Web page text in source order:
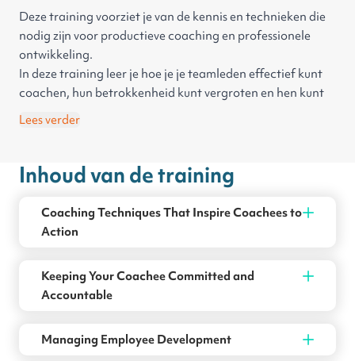
Deze training voorziet je van de kennis en technieken die
nodig zijn voor productieve coaching en professionele
ontwikkeling.
In deze training leer je hoe je je teamleden effectief kunt
coachen, hun betrokkenheid kunt vergroten en hen kunt
inspireren om actie te ondernemen. Je ontdekt
doelen te stellen om hun groei te bevorderen.
Bovendien ga je dieper in op het belang van het managen
van de ontwikkeling van medewerkers binnen je
organisatie. Je ontdekt wat de voordelen zijn van continu
Tot slot wordt het cultiveren van een passie voor leren bij
zowel jezelf als anderen behandeld.
Lees verder
Inhoud van de training
Coaching Techniques That Inspire Coachees to
Action
Keeping Your Coachee Committed and
Accountable
Managing Employee Development